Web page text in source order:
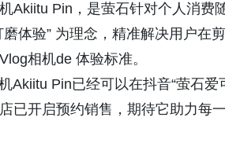
Akiitu Pin，是萤石针对个人消费
体验” 为理念，精准解决用户在
相机de 体验标准。
Akiitu Pin已经可以在抖音“萤石
已开启预约销售，期待它助力每